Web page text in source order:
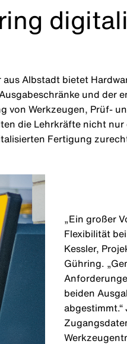
Albstadt bietet
und der
Werkzeugen, Prüf-
die Lehrkräfte nicht
Fertigung
„Ein großer
Flexibilität
Kessler,
Gühring.
beiden